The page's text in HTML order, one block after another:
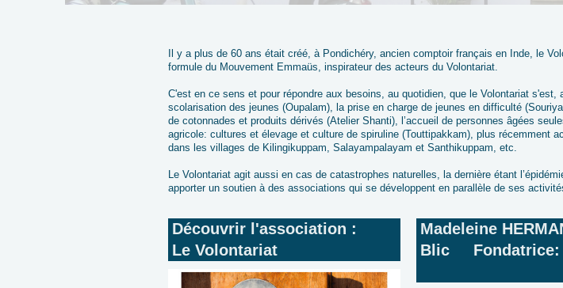
Il y a plus de 60 ans était créé, à Pondichéry, ancien comptoir français en Inde, le
formule du Mouvement Emmaüs, inspirateur des acteurs du Volontariat.
C'est en ce sens et pour répondre aux besoins, au quotidien, que le Volontariat
scolarisation des jeunes (Oupalam), la prise en charge de jeunes en difficulté
de cotonnades et produits dérivés (Atelier Shanti), l’accueil de personnes âgées
agricole: cultures et élevage et culture de spiruline (Touttipakkam), plus récemment
dans les villages de Kilingikuppam, Salayampalayam et Santhikuppam, etc.
Le Volontariat agit aussi en cas de catastrophes naturelles, la dernière étant
apporter un soutien à des associations qui se développent en parallèle de ses
Découvrir l'association :
Le Volontariat
Madeleine
Blic Fondatrice: